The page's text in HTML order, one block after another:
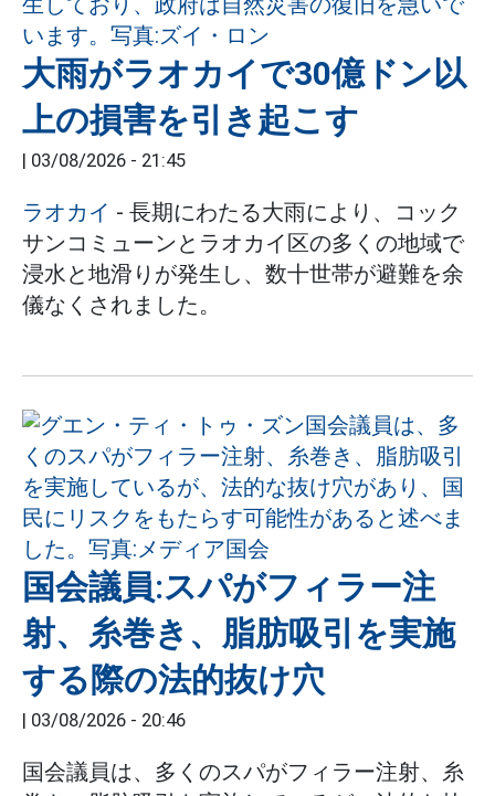
大雨がラオカイで30億ドン以
上の損害を引き起こす
| 03/08/2026 - 21:45
ラオカイ - 長期にわたる大雨により、コック
サンコミューンとラオカイ区の多くの地域で
浸水と地滑りが発生し、数十世帯が避難を余
儀なくされました。
国会議員:スパがフィラー注
射、糸巻き、脂肪吸引を実施
する際の法的抜け穴
| 03/08/2026 - 20:46
国会議員は、多くのスパがフィラー注射、糸